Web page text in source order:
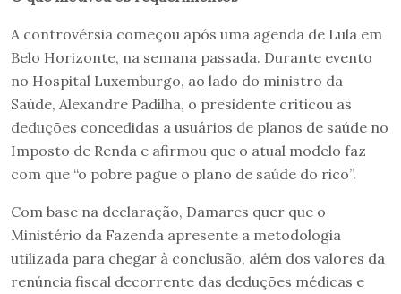
A controvérsia começou após uma agenda de Lula em
Belo Horizonte, na semana passada. Durante evento
no Hospital Luxemburgo, ao lado do ministro da
Saúde, Alexandre Padilha, o presidente criticou as
deduções concedidas a usuários de planos de saúde no
Imposto de Renda e afirmou que o atual modelo faz
com que “o pobre pague o plano de saúde do rico”.
Com base na declaração, Damares quer que o
Ministério da Fazenda apresente a metodologia
utilizada para chegar à conclusão, além dos valores da
renúncia fiscal decorrente das deduções médicas e